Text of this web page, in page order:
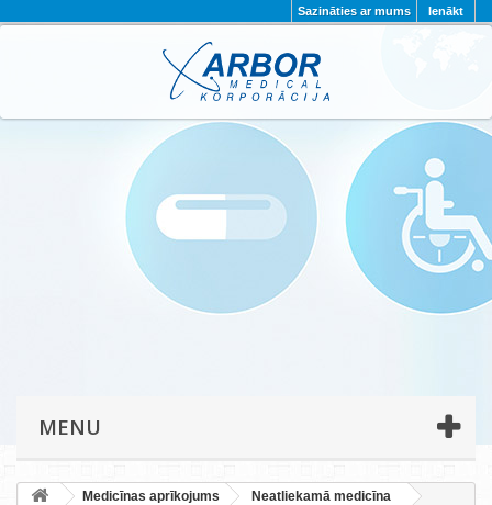
Ienākt
Sazināties ar mums
PAR MUMS PROJEKTI
KONTAKTI
PRIVĀTUMA POLITIKA
MENU
Medicīnas aprīkojums
Neatliekamā medicīna